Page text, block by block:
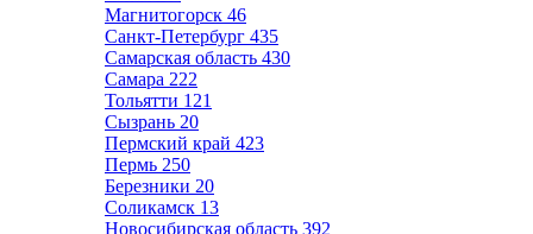
Магнитогорск 46
Санкт-Петербург 435
Самарская область 430
Самара 222
Тольятти 121
Сызрань 20
Пермский край 423
Пермь 250
Березники 20
Соликамск 13
Новосибирская область 392